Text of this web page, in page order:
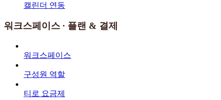
캘린더 연동
워크스페이스 · 플랜 & 결제
워크스페이스
구성원 역할
티로 요금제